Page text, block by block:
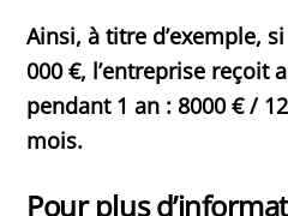
Ainsi, à titre d’exemple, si
000 €, l’entreprise reçoit
pendant 1 an : 8000 € /
mois.
Pour plus